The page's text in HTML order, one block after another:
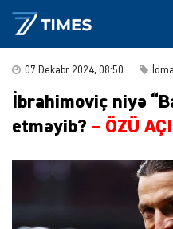
07 Dekabr 2024, 08:50
İbrahimoviç niyə
etməyib? – ÖZÜ